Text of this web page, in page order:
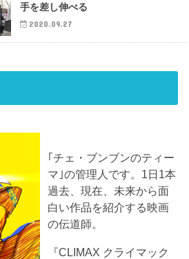
手を差し伸べる
2020.09.27
｢チェ・ブンブンのティー
マ｣の管理人です。1日1本
過去、現在、未来から面
白い作品を紹介する映画
の伝道師。
『CLIMAX クライマック